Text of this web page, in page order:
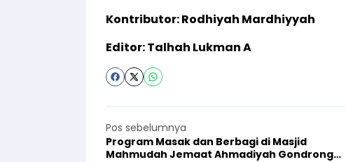
Kontributor: Rodhiyah Mardhiyyah
Editor: Talhah Lukman A
Pos sebelumnya
Program Masak dan Berbagi di Masjid
Mahmudah Jemaat Ahmadiyah Gondrong